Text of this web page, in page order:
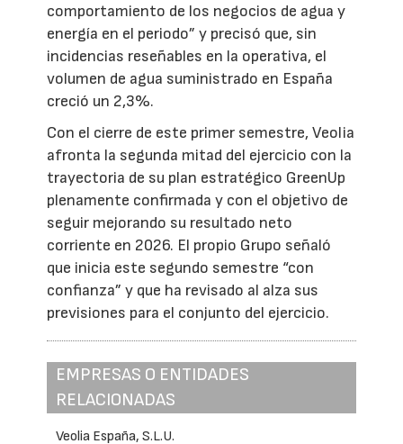
comportamiento de los negocios de agua y
energía en el periodo” y precisó que, sin
incidencias reseñables en la operativa, el
volumen de agua suministrado en España
creció un 2,3%.
Con el cierre de este primer semestre, Veolia
afronta la segunda mitad del ejercicio con la
trayectoria de su plan estratégico GreenUp
plenamente confirmada y con el objetivo de
seguir mejorando su resultado neto
corriente en 2026. El propio Grupo señaló
que inicia este segundo semestre “con
confianza” y que ha revisado al alza sus
previsiones para el conjunto del ejercicio.
EMPRESAS O ENTIDADES
RELACIONADAS
Veolia España, S.L.U.